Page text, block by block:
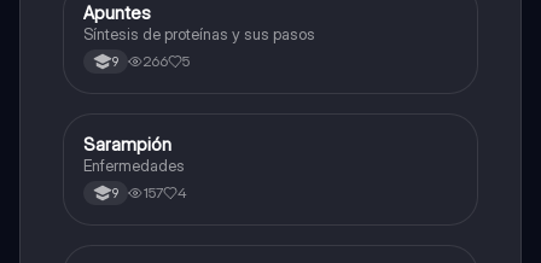
Biologia
Apuntes
Síntesis de proteínas y sus pasos
9 266 5
Biologia
Sarampión
Enfermedades
9 157 4